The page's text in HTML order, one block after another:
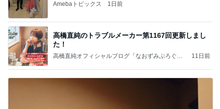
Amebaトピックス 1日前
高橋直純のトラブルメーカー第1167回更新しまし
た！
高橋直純オフィシャルブログ「なおずみぶろぐ」
11日前